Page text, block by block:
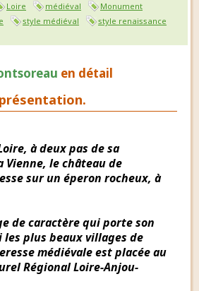
Loire médiéval
Monument
style médiéval
style renaissance
en détail
à deux pas de sa
Vienne, le château de
sur un éperon rocheux, à
de caractère qui porte son
les plus beaux villages de
médiévale est placée au
Régional Loire-Anjou-